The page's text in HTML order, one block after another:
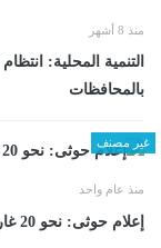
منذ 8 أشهر
التنمية المحلية:
بالمحافظات
غير مصنف
منذ عام واحد
إعلام حوثى: نحو 20 غارة إسرائيلية على عدة مواقع فى الحديدة باليمن